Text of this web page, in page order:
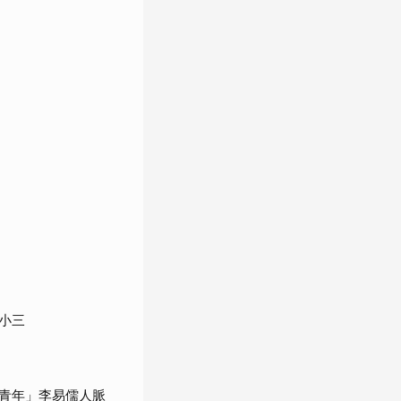
三
年」李易儒人脈